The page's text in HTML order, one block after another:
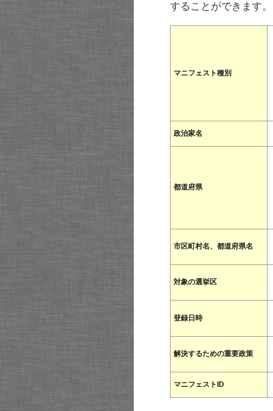
することができます。
マニフェスト種別
政治家名
都道府県
市区町村名、都道府県名
対象の選挙区
登録日時
解決するための重要政策
マニフェストID